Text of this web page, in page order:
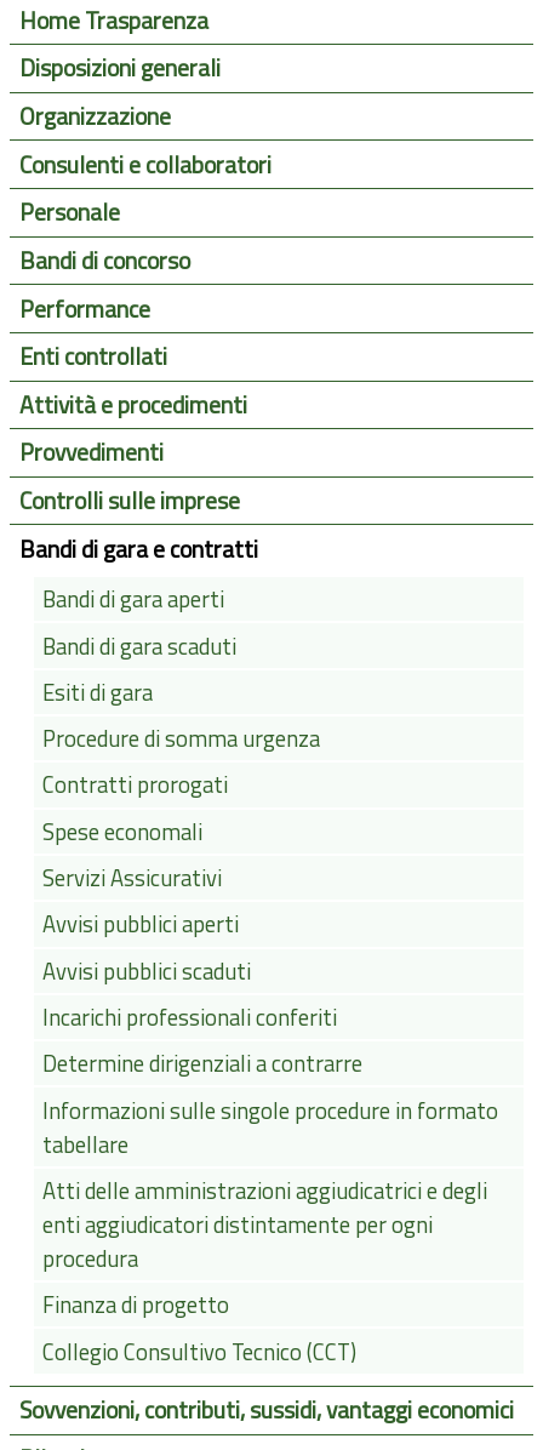
Home Trasparenza
Disposizioni generali
Organizzazione
Consulenti e collaboratori
Personale
Bandi di concorso
Performance
Enti controllati
Attività e procedimenti
Provvedimenti
Controlli sulle imprese
Bandi di gara e contratti
Bandi di gara aperti
Bandi di gara scaduti
Esiti di gara
Procedure di somma urgenza
Contratti prorogati
Spese economali
Servizi Assicurativi
Avvisi pubblici aperti
Avvisi pubblici scaduti
Incarichi professionali conferiti
Determine dirigenziali a contrarre
Informazioni sulle singole procedure in formato
tabellare
Atti delle amministrazioni aggiudicatrici e degli
enti aggiudicatori distintamente per ogni
procedura
Finanza di progetto
Collegio Consultivo Tecnico (CCT)
Sovvenzioni, contributi, sussidi, vantaggi economici